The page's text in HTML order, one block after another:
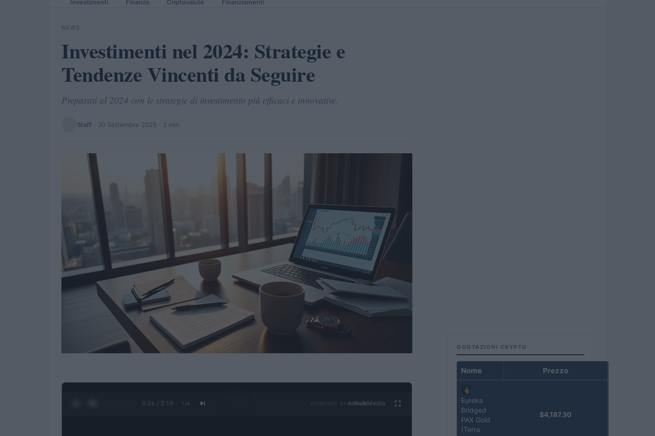
Investimenti Finanza Criptovalute Finanziamenti
NEWS
Investimenti nel 2024: Strategie e
Tendenze Vincenti da Seguire
Preparati al 2024 con le strategie di investimento più efficaci e innovative.
Staff · 30 Settembre 2025 · 3 min
0:27 / 3:19 1 /4 Ad hubMedia
QUOTAZIONI CRYPTO
Nome Prezzo
Eureka
Bridged
PAX Gold
(Terra
$4,187.30